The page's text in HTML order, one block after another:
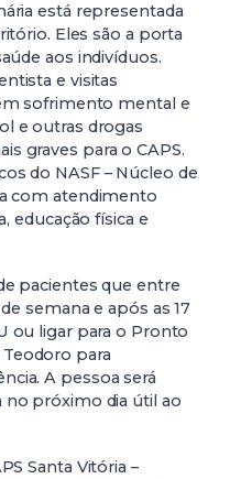
está representada
Eles são a porta
aos indivíduos.
e visitas
sofrimento mental e
e outras drogas
graves para o CAPS.
do NASF – Núcleo de
com atendimento
educação física e
pacientes que entre
semana e após as 17
ou ligar para o Pronto
para
A pessoa será
no próximo dia útil ao
Santa Vitória –